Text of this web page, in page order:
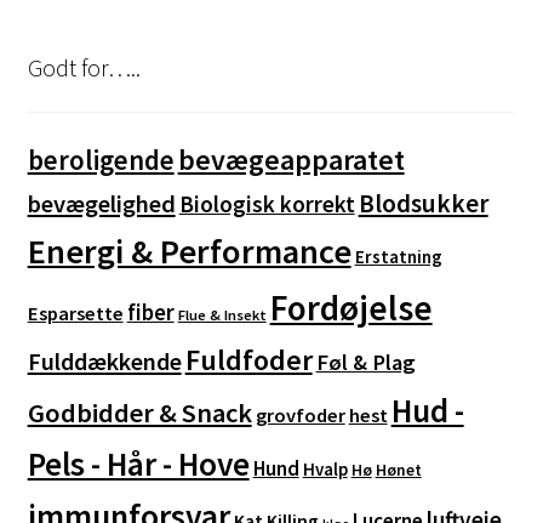
Godt for…..
beroligende bevægeapparatet
bevægelighed Biologisk korrekt Blodsukker
Energi & Performance Erstatning
Esparsette fiber Flue & Insekt Fordøjelse
Fulddækkende Fuldfoder Føl & Plag
Godbidder & Snack grovfoder hest Hud -
Pels - Hår - HoveHund Hvalp Hø Hønet